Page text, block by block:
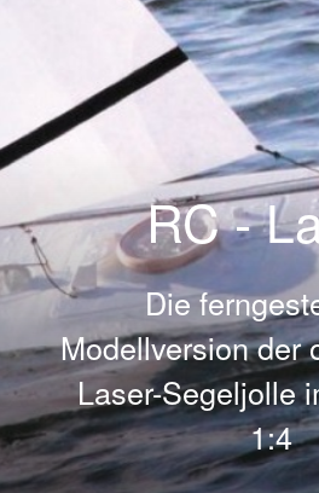
RC -
Die
Modellversion der
Laser-Segeljolle
1:4